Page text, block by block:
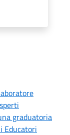
graduatoria
Educatori